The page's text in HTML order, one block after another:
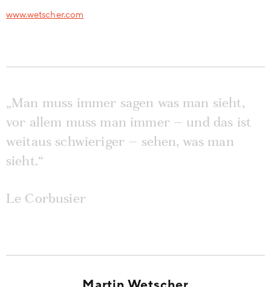
www.wetscher.com
„Man muss immer sagen was man sieht,
vor allem muss man immer – und das ist
weitaus schwieriger – sehen, was man
sieht.“
Le Corbusier